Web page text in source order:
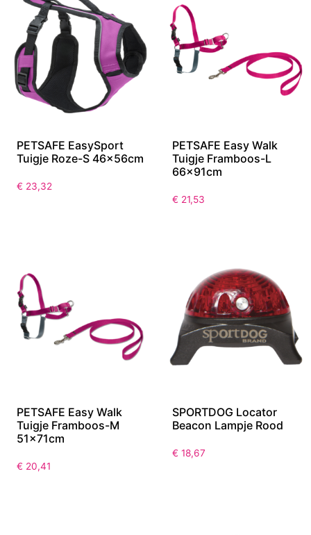
PETSAFE EasySport
Tuigje Roze-S 46x56cm
€ 23,32
PETSAFE Easy Walk
Tuigje Framboos-L
66x91cm
€ 21,53
PETSAFE Easy Walk
Tuigje Framboos-M
51x71cm
€ 20,41
SPORTDOG Locator
Beacon Lampje Rood
€ 18,67